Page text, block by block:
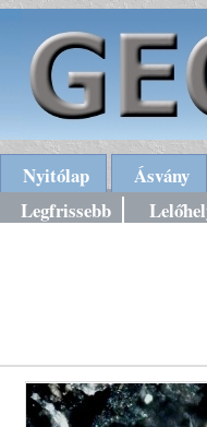
Nyitólap Ásvány
Legfrissebb